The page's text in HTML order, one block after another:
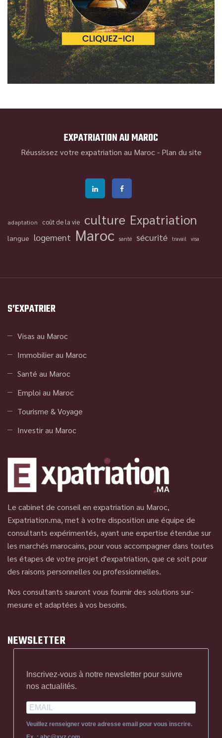
EXPATRIATION AU MAROC
Réussissez votre expatriation au Maroc - Plan du site
adaptation coût de la vie culture Expatriation
langue logement Maroc santé sécurité travail visa
S’EXPATRIER
Visas au Maroc
Immobilier au Maroc
Santé au Maroc
Emploi au Maroc
Tourisme & Voyage
Investir au Maroc
Le cabinet de conseil en expatriation au Maroc,
Expatriation.ma, met à votre disposition une équipe de
consultants expérimentés, ayant une expertise étendue sur
les marchés marocains, pour vous accompagner dans toutes
les étapes de votre projet d'expatriation, que ce soit pour
des raisons personnelles ou professionnelles.
Nos consultants sauront vous fournir des solutions sur-
mesure et adaptées à vos besoins.
NEWSLETTER
Inscrivez-vous à notre newsletter pour suivre
nos actualités.
Veuillez renseigner votre adresse email pour vous inscrire.